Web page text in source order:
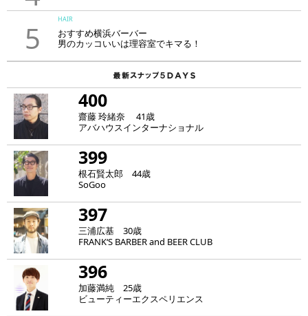
5
HAIR
おすすめ横浜バーバー
男のカッコいいは理容室でキマる！
400
齋藤 玲緒奈 41歳
アバハウスインターナショナル
399
根石賢太郎 44歳
SoGoo
397
三浦広基 30歳
FRANK‘S BARBER and BEER CLUB
396
加藤満純 25歳
ビューティーエクスペリエンス